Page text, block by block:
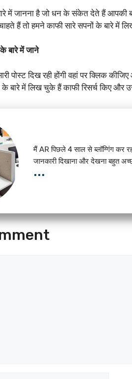
में जानना है जो धन के संकेत देते हैं आपकी
हैं तो हमने काफी सारे सपनों के बारे में
बारे में जाने
पोस्ट दिख रही होंगी वहां पर क्लिक
के बारे में लिख चुके हैं काफी रिसर्च किए
मैं AR पिछले 4 साल से ब्लॉग्गिंग कर
जानकारी दिखाना और देखना बहुत
...